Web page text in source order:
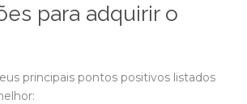
para adquirir o
principais pontos positivos listados